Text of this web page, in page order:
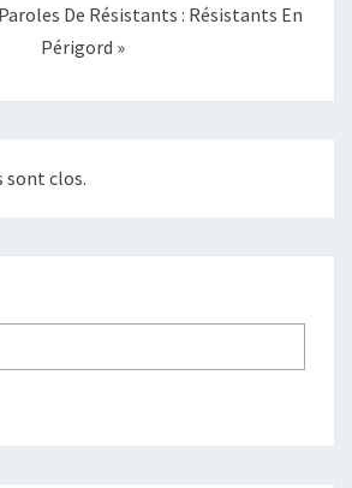
De Résistants : Résistants En
Périgord »
sont clos.